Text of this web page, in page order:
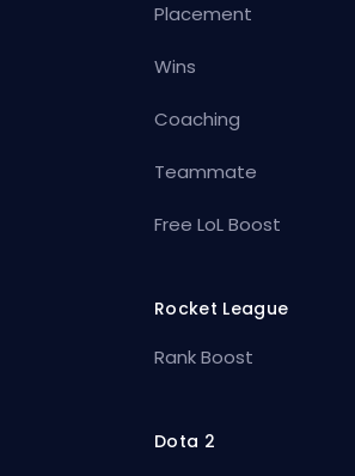
Placement
Wins
Coaching
Teammate
Free LoL Boost
Rocket League
Rank Boost
Dota 2